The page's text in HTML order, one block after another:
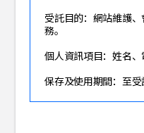
受託目的：網站維護
務。
個人資訊項目：姓名、
保存及使用期間：至受